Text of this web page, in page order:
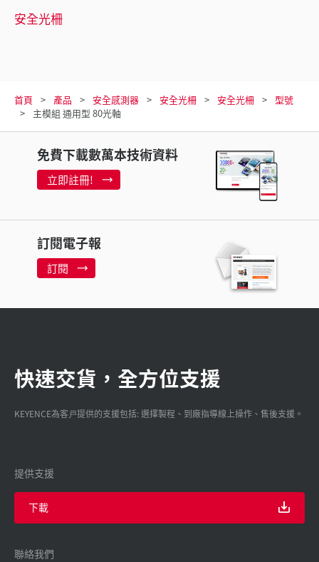
安全光柵
首頁 產品 安全感測器 安全光柵 安全光柵
型號
主模組 通用型 80光軸
免費下載數萬本技術資料
立即註冊!
訂閱電子報
訂閱
快速交貨，全方位支援
KEYENCE為客戸提供的支援包括: 選擇製程、到廠指導線上操作、售後支援。
提供支援
下載
聯絡我們